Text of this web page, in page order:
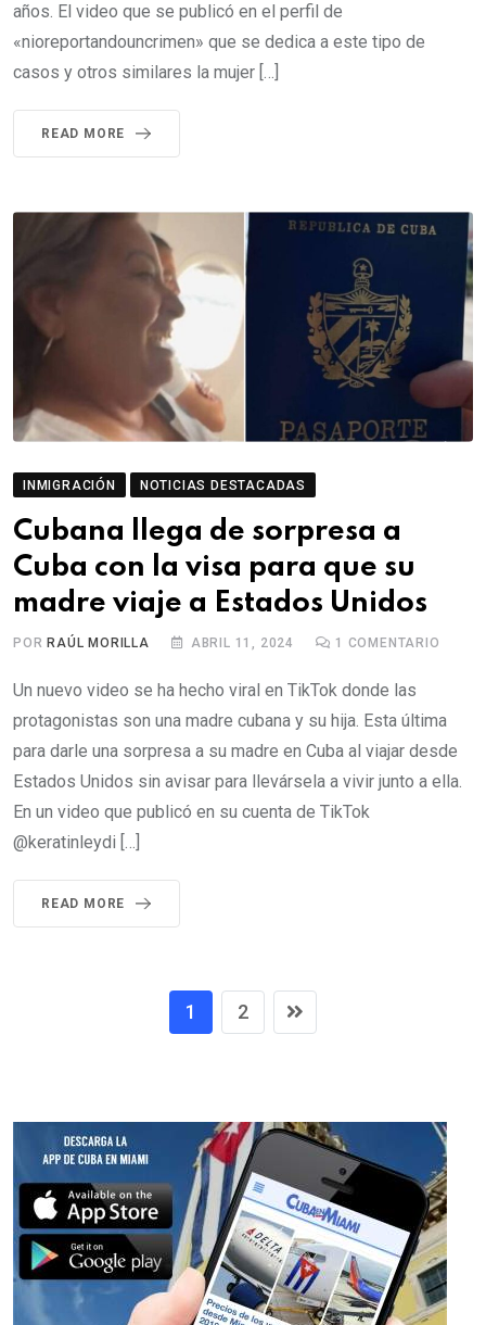
años. El video que se publicó en el perfil de
«nioreportandouncrimen» que se dedica a este tipo de
casos y otros similares la mujer […]
READ MORE
INMIGRACIÓN NOTICIAS DESTACADAS
Cubana llega de sorpresa a
Cuba con la visa para que su
madre viaje a Estados Unidos
POR RAÚL MORILLA ABRIL 11, 2024 1 COMENTARIO
Un nuevo video se ha hecho viral en TikTok donde las
protagonistas son una madre cubana y su hija. Esta última
para darle una sorpresa a su madre en Cuba al viajar desde
Estados Unidos sin avisar para llevársela a vivir junto a ella.
En un video que publicó en su cuenta de TikTok
@keratinleydi […]
READ MORE
1 2